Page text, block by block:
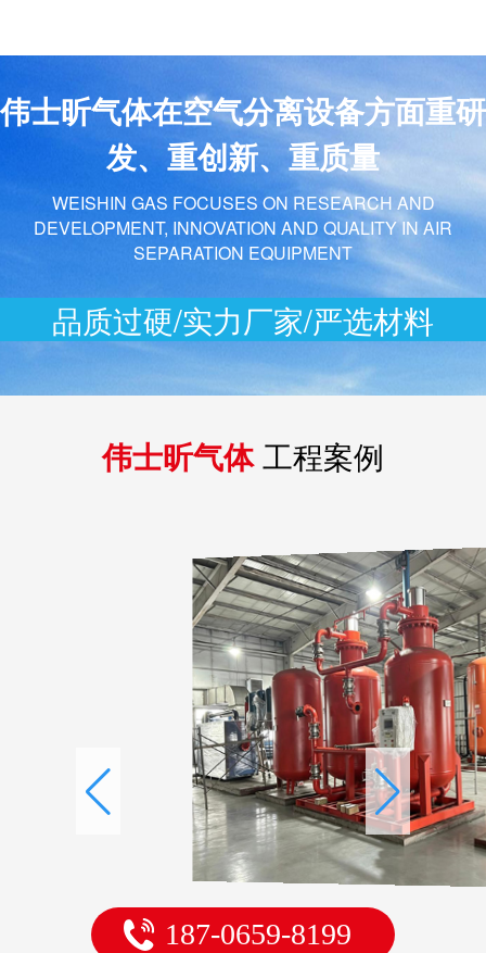
伟士昕气体在空气分离设备方面重研
发、重创新、重质量
WEISHIN GAS FOCUSES ON RESEARCH AND
DEVELOPMENT, INNOVATION AND QUALITY IN AIR
SEPARATION EQUIPMENT
品质过硬/实力厂家/严选材料
伟士昕气体工程案例
187-0659-8199